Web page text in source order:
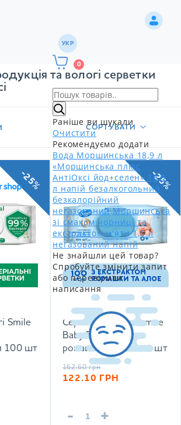
УКР
0
Раніше ви шукали
Очистити
Рекомендуємо додати
Вода Моршинська 18,9 л
«Моршинська плюс
АнтіОксі йод+селен» 18,9
л напій безалкогольний
безкалорійний
негазований Моршинська
зі смаком чорниці та
екстрактом м'яти 1,5 л
негазований напій
Не знайшли цей товар?
Спробуйте змінити запит
або перевірити
написання
та вологі серветки
СОРТУВАТИ
Smile
100 шт
-25%
Серветка волога Smile
Baby Екстракт
ромашки і алое 100 шт
162.60 грн
122.10 ГРН
- +
-25%